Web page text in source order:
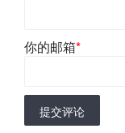
你的邮箱*
提交评论